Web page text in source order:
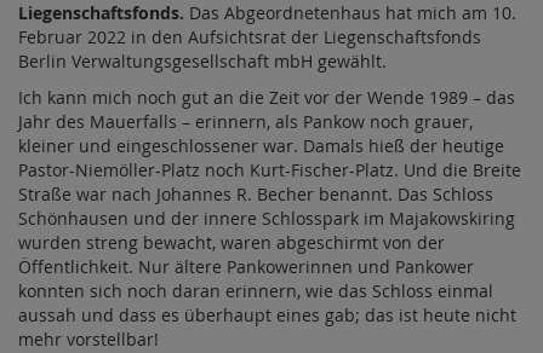
Liegenschaftsfonds. Das Abgeordnetenhaus hat mich am 10.
Februar 2022 in den Aufsichtsrat der Liegenschaftsfonds
Berlin Verwaltungsgesellschaft mbH gewählt.
Ich kann mich noch gut an die Zeit vor der Wende 1989 – das
Jahr des Mauerfalls – erinnern, als Pankow noch grauer,
kleiner und eingeschlossener war. Damals hieß der heutige
Pastor-Niemöller-Platz noch Kurt-Fischer-Platz. Und die Breite
Straße war nach Johannes R. Becher benannt. Das Schloss
Schönhausen und der innere Schlosspark im Majakowskiring
wurden streng bewacht, waren abgeschirmt von der
Öffentlichkeit. Nur ältere Pankowerinnen und Pankower
konnten sich noch daran erinnern, wie das Schloss einmal
aussah und dass es überhaupt eines gab; das ist heute nicht
mehr vorstellbar!